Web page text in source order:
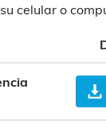
celular o